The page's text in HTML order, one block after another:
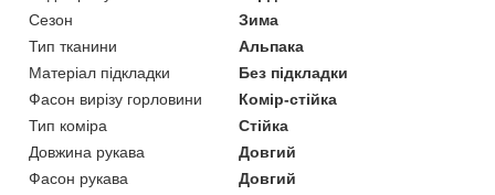
Сезон
Зима
Тип тканини
Альпака
Матеріал підкладки
Без підкладки
Фасон вирізу горловини
Комір-стійка
Тип коміра
Стійка
Довжина рукава
Довгий
Фасон рукава
Довгий